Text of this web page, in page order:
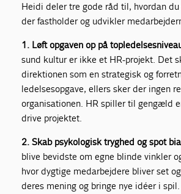
Heidi deler tre gode råd til, hvordan
der fastholder og udvikler
1. Løft opgaven op på
sund kultur er ikke et HR-projekt. Det
direktionen som en strategisk og
ledelsesopgave, ellers sker der ingen
organisationen. HR spiller til gengæld
drive projektet.
2. Skab psykologisk tryghed og spot
blive bevidste om egne blinde vinkler
hvor dygtige medarbejdere bliver set
deres mening og bringe nye idéer i